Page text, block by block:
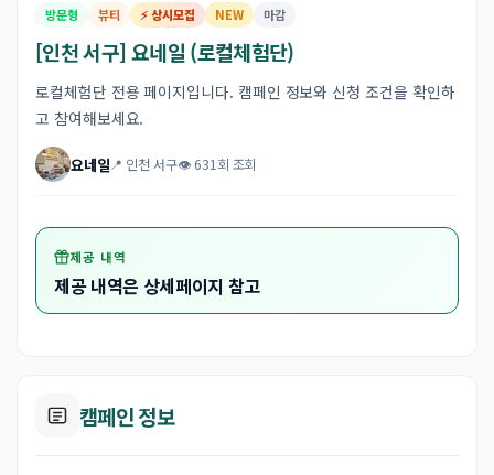
방문형 뷰티 ⚡ 상시모집 NEW 마감
[인천 서구] 요네일 (로컬체험단)
로컬체험단 전용 페이지입니다. 캠페인 정보와 신청 조건을 확인하
고 참여해보세요.
요네일📍 인천 서구👁 631회 조회
제공 내역
제공 내역은 상세페이지 참고
캠페인 정보